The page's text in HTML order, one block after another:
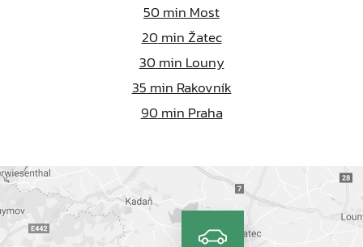
50min Most
20min Žatec
30min Louny
35 min Rakovník
90min Praha